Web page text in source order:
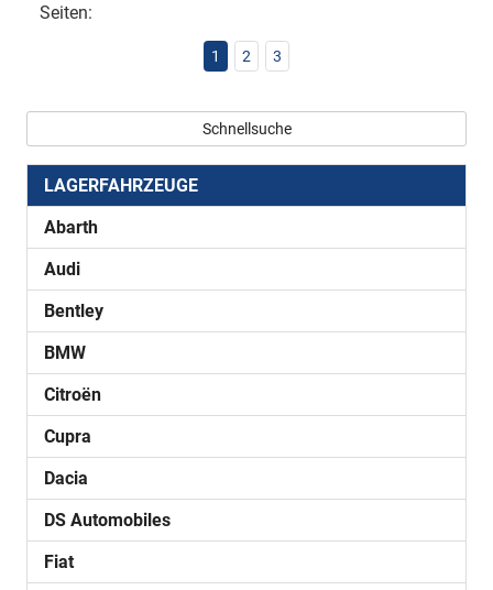
Seiten:
1 2 3
Schnellsuche
LAGERFAHRZEUGE
Abarth
Audi
Bentley
BMW
Citroën
Cupra
Dacia
DS Automobiles
Fiat